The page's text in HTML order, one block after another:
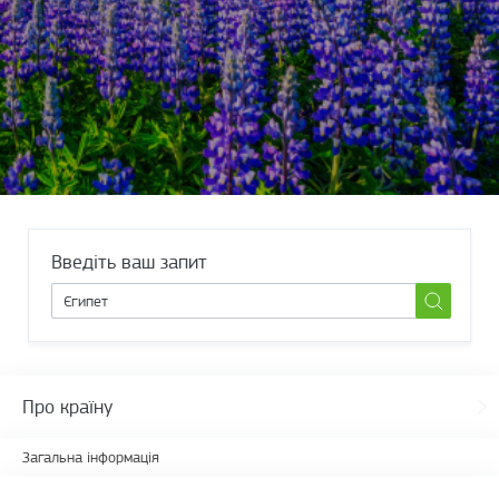
Введіть ваш запит
Про країну
Загальна інформація